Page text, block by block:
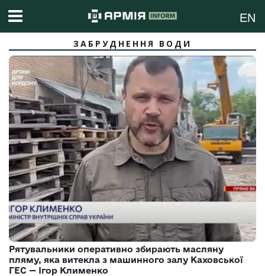
EN
ЗАБРУДНЕННЯ ВОДИ
Рятувальники оперативно збирають масляну
пляму, яка витекла з машинного залу Каховської
ГЕС — Ігор Клименко